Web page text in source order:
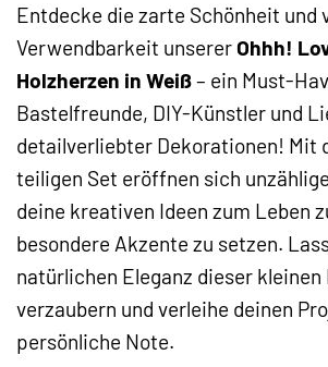
Entdecke die zarte Schönheit und
Verwendbarkeit unsererOhhh!
Holzherzen in Weiß– ein Must-
Bastelfreunde, DIY-Künstler und
detailverliebter Dekorationen! Mit
teiligen Set eröffnen sich
deine kreativen Ideen zum Leben
besondere Akzente zu setzen.
natürlichen Eleganz dieser kleinen
verzaubern und verleihe deinen
persönliche Note.